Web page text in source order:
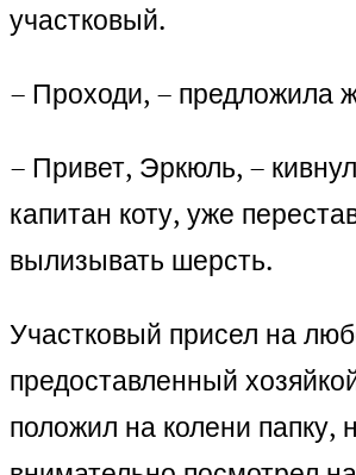
участковый.
– Проходи, – предложила
– Привет, Эркюль, –
капитан коту, уже
вылизывать шерсть.
Участковый присел на
предоставленный
положил на колени папку,